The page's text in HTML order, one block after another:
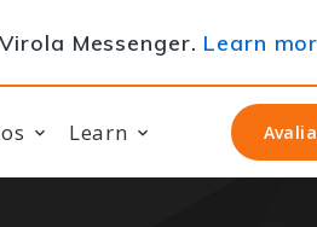
Messenger. Learn
Learn